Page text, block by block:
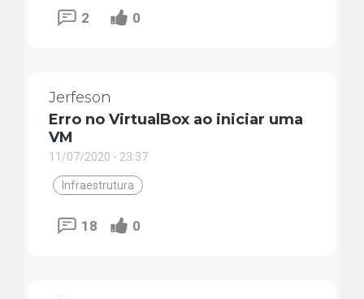
2 0
Jerfeson
Erro no VirtualBox ao iniciar uma
VM
11/07/2020 - 23:37
Infraestrutura
18 0